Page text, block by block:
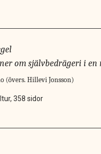
om självbedrägeri i en
(övers. Hillevi Jonsson)
358 sidor